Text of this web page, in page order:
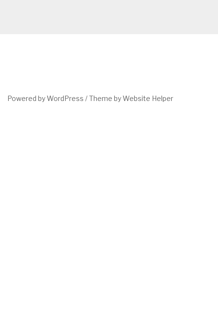
Powered by WordPress /Theme by Website Helper